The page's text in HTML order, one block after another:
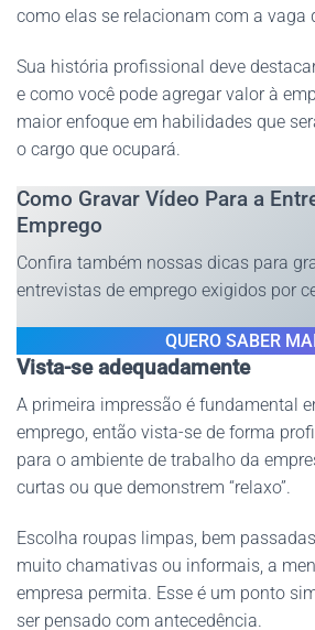
como elas se relacionam com a vaga
Sua história profissional deve
e como você pode agregar valor à
maior enfoque em habilidades que
o cargo que ocupará.
Como Gravar Vídeo Para a
Emprego
Confira também nossas dicas para
entrevistas de emprego exigidos por
QUERO SABER
Vista-se adequadamente
A primeira impressão é fundamental
emprego, então vista-se de forma
para o ambiente de trabalho da
curtas ou que demonstrem “relaxo”.
Escolha roupas limpas, bem
muito chamativas ou informais, a
empresa permita. Esse é um ponto
ser pensado com antecedência.